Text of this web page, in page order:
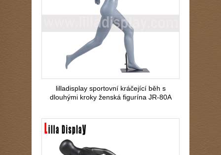
lilladisplay sportovní kráčející běh s
dlouhými kroky ženská figurína JR-80A